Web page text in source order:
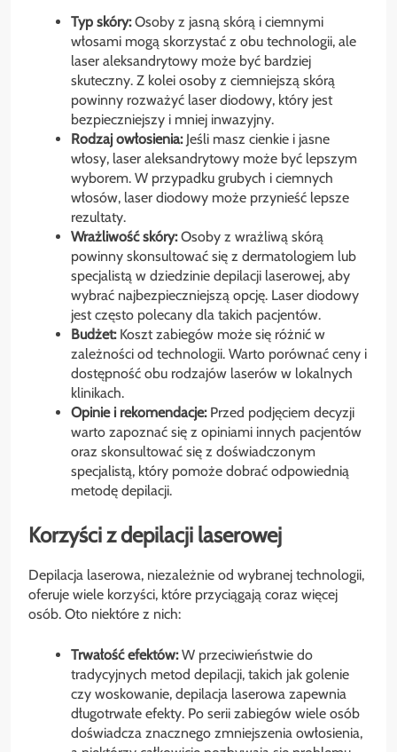
Typ skóry:Osoby z jasną skórą i ciemnymi
włosami mogą skorzystać z obu technologii, ale
laser aleksandrytowy może być bardziej
skuteczny. Z kolei osoby z ciemniejszą skórą
powinny rozważyć laser diodowy, który jest
bezpieczniejszy i mniej inwazyjny.
Rodzaj owłosienia:Jeśli masz cienkie i jasne
włosy, laser aleksandrytowy może być lepszym
wyborem. W przypadku grubych i ciemnych
włosów, laser diodowy może przynieść lepsze
rezultaty.
Wrażliwość skóry:Osoby z wrażliwą skórą
powinny skonsultować się z dermatologiem lub
specjalistą w dziedzinie depilacji laserowej, aby
wybrać najbezpieczniejszą opcję. Laser diodowy
jest często polecany dla takich pacjentów.
Budżet:Koszt zabiegów może się różnić w
zależności od technologii. Warto porównać ceny i
dostępność obu rodzajów laserów w lokalnych
klinikach.
Opinie i rekomendacje:Przed podjęciem decyzji
warto zapoznać się z opiniami innych pacjentów
oraz skonsultować się z doświadczonym
specjalistą, który pomoże dobrać odpowiednią
metodę depilacji.
Korzyści z depilacji laserowej
Depilacja laserowa, niezależnie od wybranej technologii,
oferuje wiele korzyści, które przyciągają coraz więcej
osób. Oto niektóre z nich:
Trwałość efektów:W przeciwieństwie do
tradycyjnych metod depilacji, takich jak golenie
czy woskowanie, depilacja laserowa zapewnia
długotrwałe efekty. Po serii zabiegów wiele osób
doświadcza znacznego zmniejszenia owłosienia,